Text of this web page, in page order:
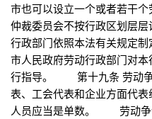
市也可以设立一个或者若干
仲裁委员会不按行政区划
行政部门依照本法有关规定
市人民政府劳动行政部门对
行指导。 第十九条 劳动争
表、工会代表和企业方面代
人员应当是单数。 劳动争